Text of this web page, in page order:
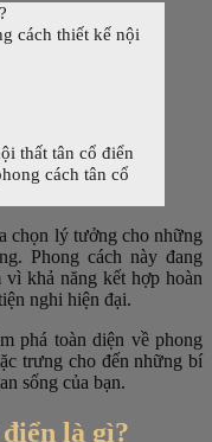
cách thiết kế nội
thất tân cổ điển
cách tân cổ
chọn lý tưởng cho những
Phong cách này đang
khả năng kết hợp hoàn
nghi hiện đại.
phá toàn diện về phong
trưng cho đến những bí
sống của bạn.
là gì?